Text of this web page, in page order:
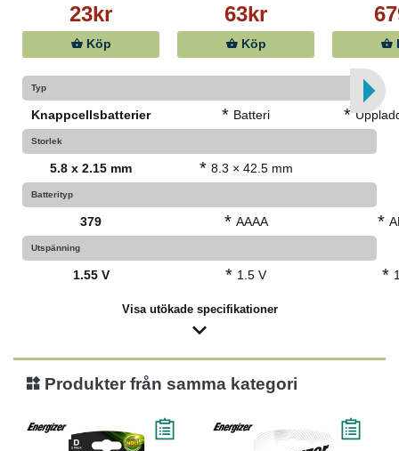
23kr
Köp
63kr
Köp
Typ
Knappcellsbatterier * Batteri *
Storlek
5.8 x 2.15 mm * 8.3 × 42.5 mm
Batterityp
379 * AAAA *
Utspänning
1.55 V * 1.5 V *
Visa utökade specifikationer
Produkter från samma kategori